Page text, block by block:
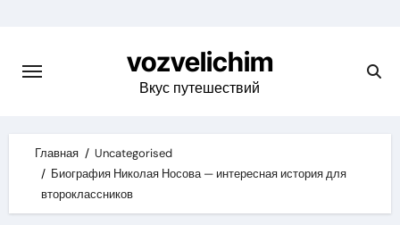
content
vozvelichim
Вкус путешествий
Главная
Uncategorised
Биография Николая Носова — интересная история для
второклассников